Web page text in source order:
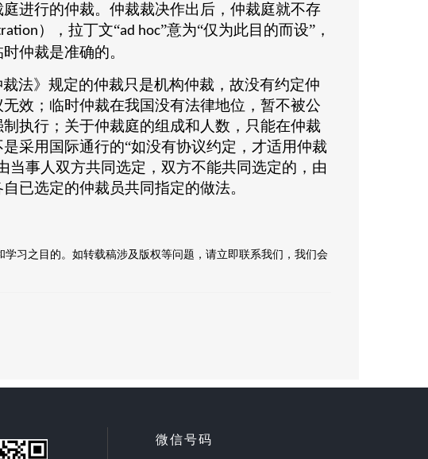
进行的仲裁。仲裁裁决作出后，仲裁庭就不存
），拉丁文“ad hoc”意为“仅为此目的而设”，
仲裁是准确的。
法》规定的仲裁只是机构仲裁，故没有约定仲
效；临时仲裁在我国没有法律地位，暂不被公
执行；关于仲裁庭的组成和人数，只能在仲裁
采用国际通行的“如没有协议约定，才适用仲裁
当事人双方共同选定，双方不能共同选定的，由
已选定的仲裁员共同指定的做法。
习之目的。如转载稿涉及版权等问题，请立即联系我们，我们会
微信号码